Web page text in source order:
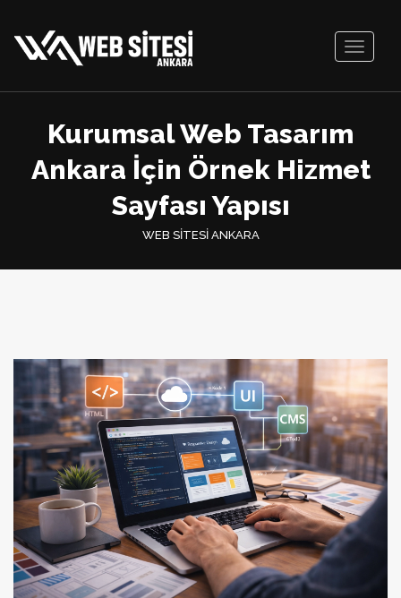
Toggle
Kurumsal Web Tasarım
Ankara İçin Örnek Hizmet
Sayfası Yapısı
WEB SİTESİ ANKARA